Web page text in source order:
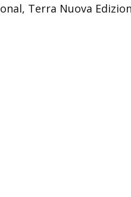
Terra Nuova